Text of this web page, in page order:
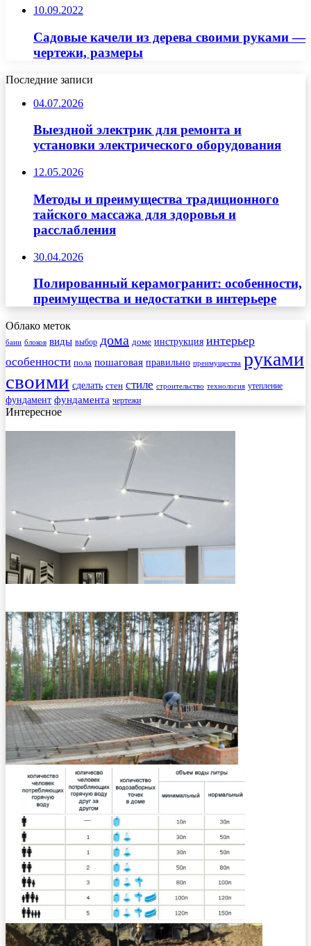
10.09.2022
Садовые качели из дерева своими руками —
чертежи, размеры
Последние записи
04.07.2026
Выездной электрик для ремонта и
установки электрического оборудования
12.05.2026
Методы и преимущества традиционного
тайского массажа для здоровья и
расслабления
30.04.2026
Полированный керамогранит: особенности,
преимущества и недостатки в интерьере
Облако меток
бани блоков виды выбор дома доме инструкция интерьер
особенности пола пошаговая правильно преимущества руками
своими сделать стен стиле строительство технология утепление
фундамент фундамента чертежи
Интересное